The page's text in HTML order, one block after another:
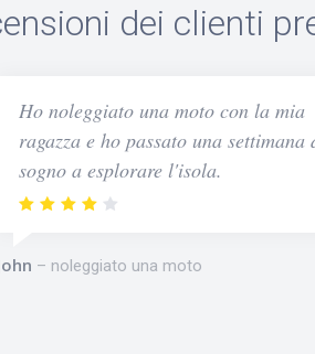
dei clienti
Ho noleggiato una moto con la mia
ragazza e ho passato una settimana
sogno a esplorare l'isola.
noleggiato una moto